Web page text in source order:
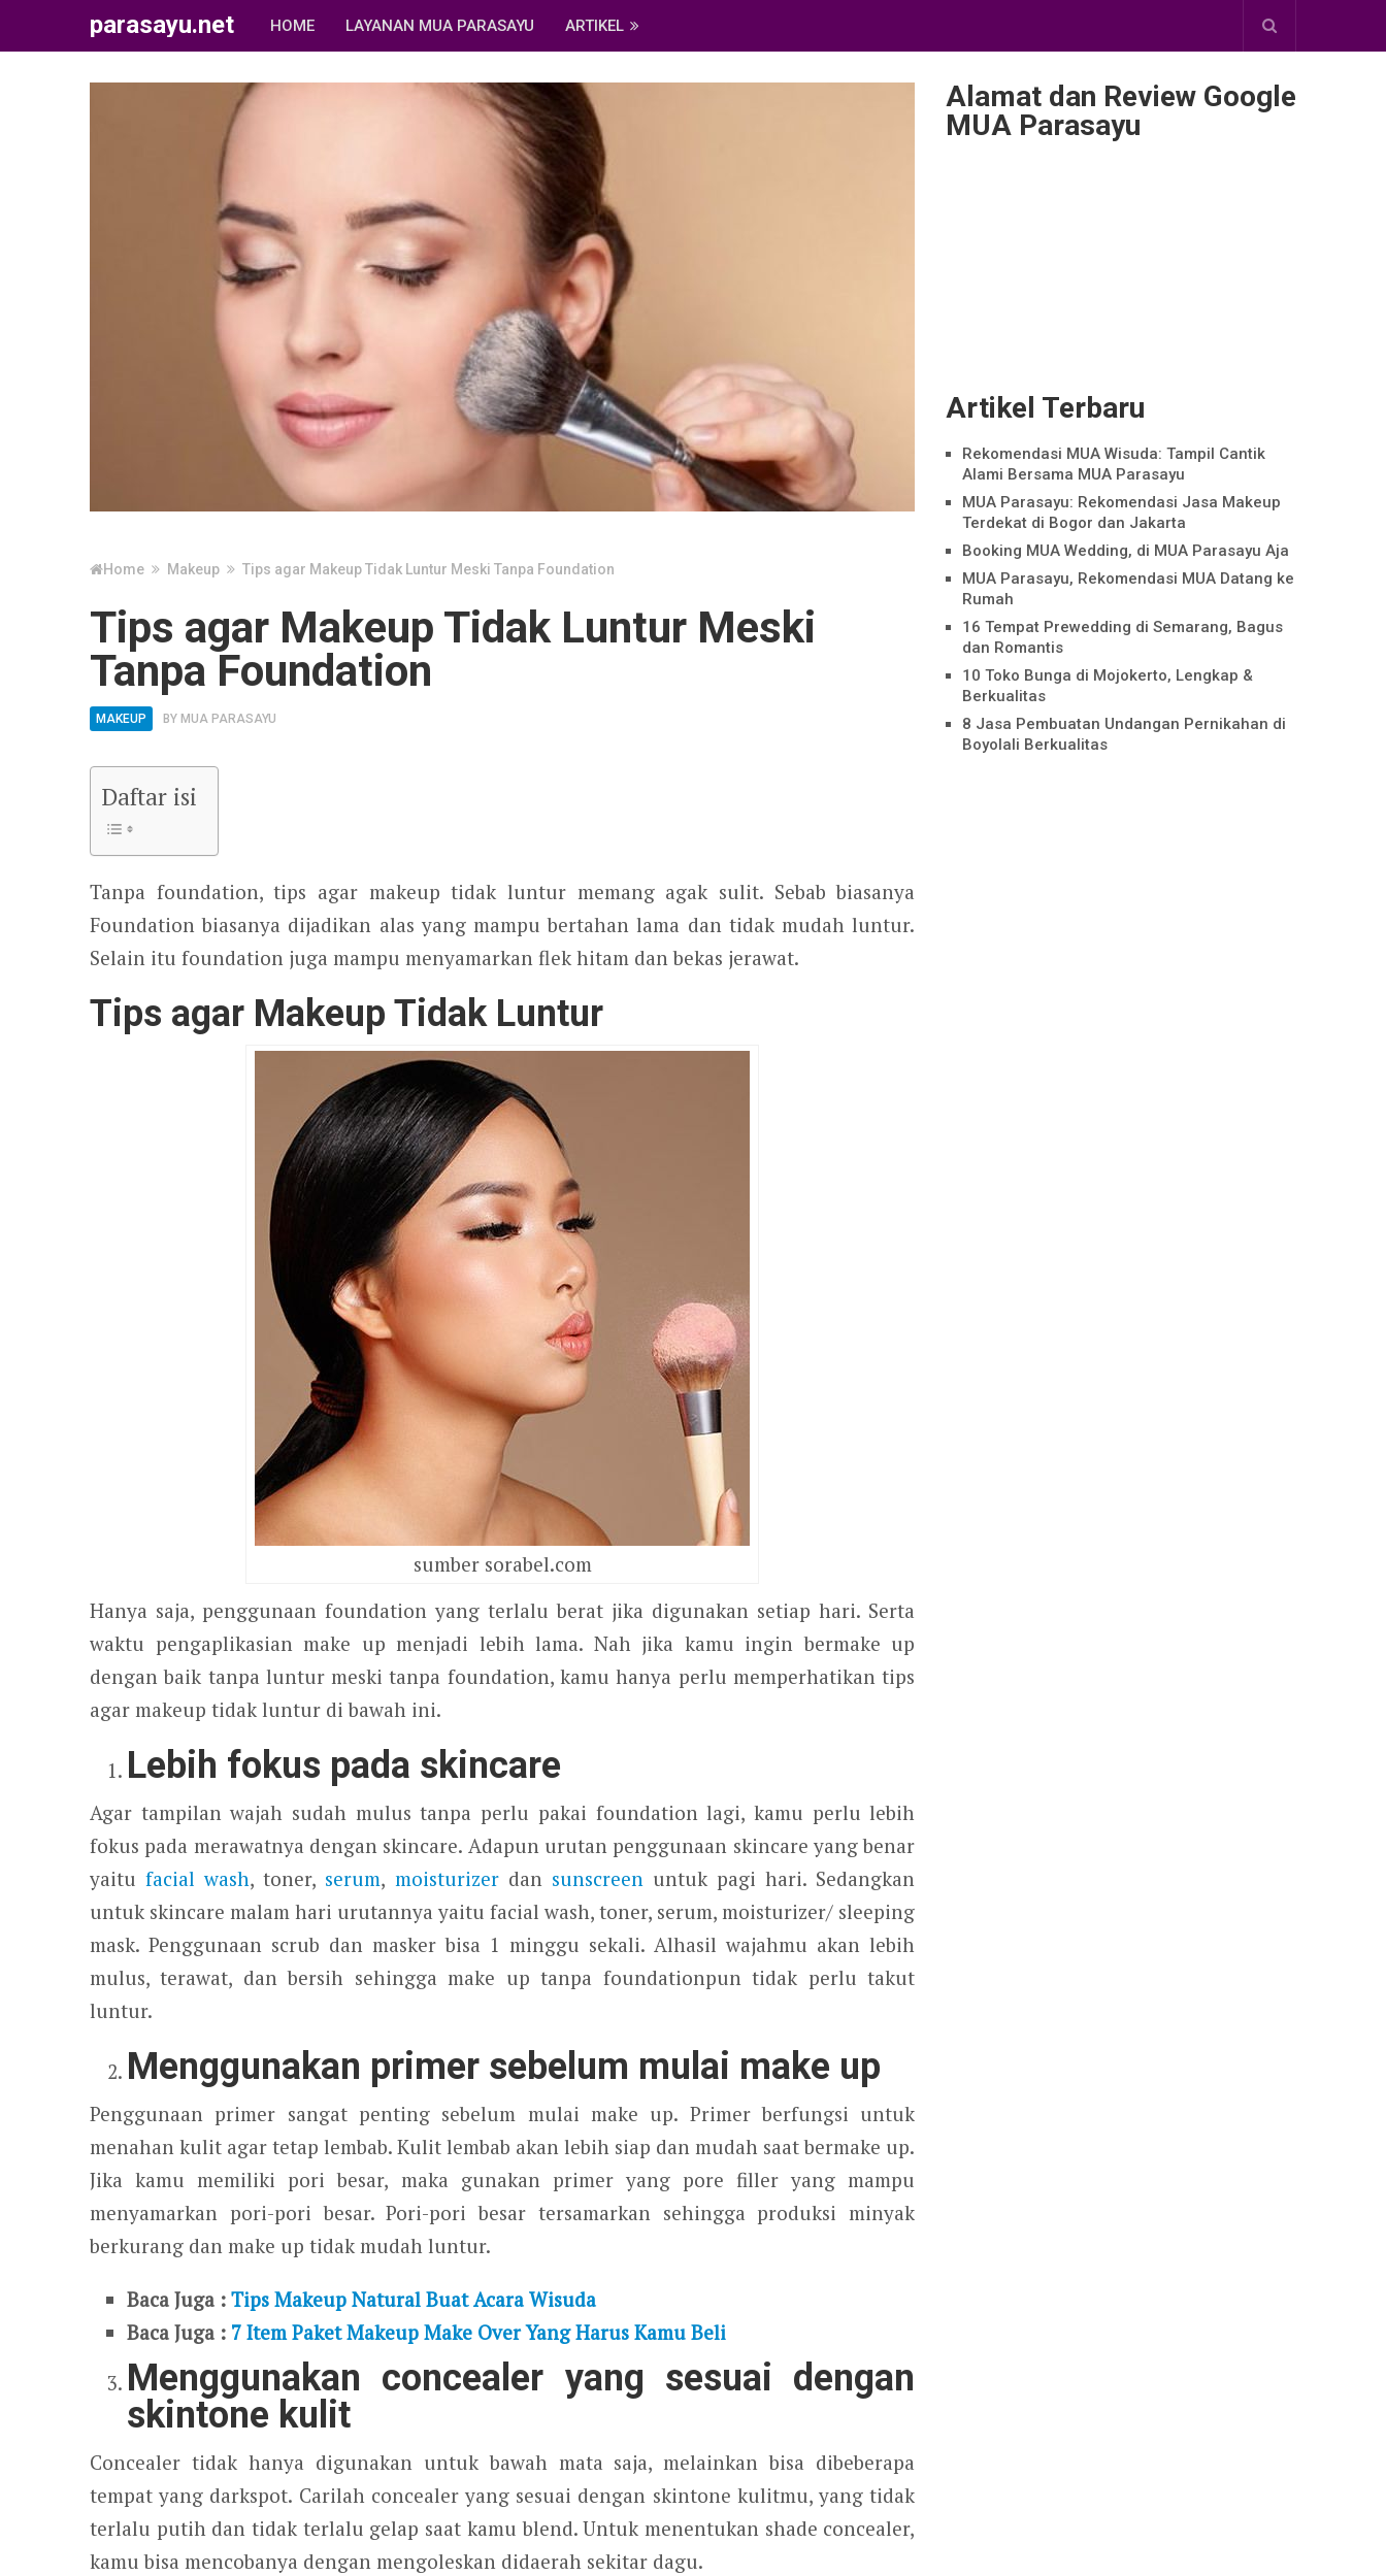
parasayu.net HOME LAYANAN MUA PARASAYU ARTIKEL
Home Makeup Tips agar Makeup Tidak Luntur Meski Tanpa Foundation
Tips agar Makeup Tidak Luntur Meski
Tanpa Foundation
MAKEUP BY MUA PARASAYU
Daftar isi
Tanpa foundation, tips agar makeup tidak luntur memang agak sulit. Sebab biasanya
Foundation biasanya dijadikan alas yang mampu bertahan lama dan tidak mudah luntur.
Selain itu foundation juga mampu menyamarkan flek hitam dan bekas jerawat.
Tips agar Makeup Tidak Luntur
sumber sorabel.com
Hanya saja, penggunaan foundation yang terlalu berat jika digunakan setiap hari. Serta
waktu pengaplikasian make up menjadi lebih lama. Nah jika kamu ingin bermake up
dengan baik tanpa luntur meski tanpa foundation, kamu hanya perlu memperhatikan tips
agar makeup tidak luntur di bawah ini.
Lebih fokus pada skincare
Agar tampilan wajah sudah mulus tanpa perlu pakai foundation lagi, kamu perlu lebih
fokus pada merawatnya dengan skincare. Adapun urutan penggunaan skincare yang benar
yaitufacial wash, toner, serum, moisturizerdan sunscreen untuk pagi hari. Sedangkan
untuk skincare malam hari urutannya yaitu facial wash, toner, serum, moisturizer/ sleeping
mask. Penggunaan scrub dan masker bisa 1 minggu sekali. Alhasil wajahmu akan lebih
mulus, terawat, dan bersih sehingga make up tanpa foundationpun tidak perlu takut
luntur.
Menggunakan primer sebelum mulai make up
Penggunaan primer sangat penting sebelum mulai make up. Primer berfungsi untuk
menahan kulit agar tetap lembab. Kulit lembab akan lebih siap dan mudah saat bermake up.
Jika kamu memiliki pori besar, maka gunakan primer yang pore filler yang mampu
menyamarkan pori-pori besar. Pori-pori besar tersamarkan sehingga produksi minyak
berkurang dan make up tidak mudah luntur.
Baca Juga :Tips Makeup Natural Buat Acara Wisuda
Baca Juga : 7 Item Paket Makeup Make Over Yang Harus Kamu Beli
Menggunakan concealer yang sesuai dengan
skintone kulit
Concealer tidak hanya digunakan untuk bawah mata saja, melainkan bisa dibeberapa
tempat yang darkspot. Carilah concealer yang sesuai dengan skintone kulitmu, yang tidak
terlalu putih dan tidak terlalu gelap saat kamu blend. Untuk menentukan shade concealer,
kamu bisa mencobanya dengan mengoleskan didaerah sekitar dagu.
Alamat dan Review Google
MUA Parasayu
Artikel Terbaru
Rekomendasi MUA Wisuda: Tampil Cantik
Alami Bersama MUA Parasayu
MUA Parasayu: Rekomendasi Jasa Makeup
Terdekat di Bogor dan Jakarta
Booking MUA Wedding, di MUA Parasayu Aja
MUA Parasayu, Rekomendasi MUA Datang ke
Rumah
16 Tempat Prewedding di Semarang, Bagus
dan Romantis
10 Toko Bunga di Mojokerto, Lengkap &
Berkualitas
8 Jasa Pembuatan Undangan Pernikahan di
Boyolali Berkualitas